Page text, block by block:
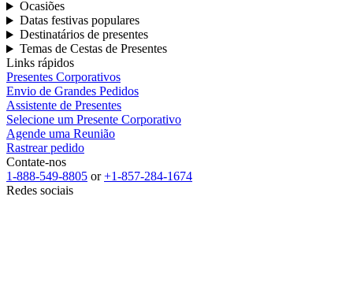
Ocasiões
Datas festivas populares
Destinatários de presentes
Temas de Cestas de Presentes
Links rápidos
Presentes Corporativos
Envio de Grandes Pedidos
Assistente de Presentes
Selecione um Presente Corporativo
Agende uma Reunião
Rastrear pedido
Contate-nos
1-888-549-8805 or+1-857-284-1674
Redes sociais